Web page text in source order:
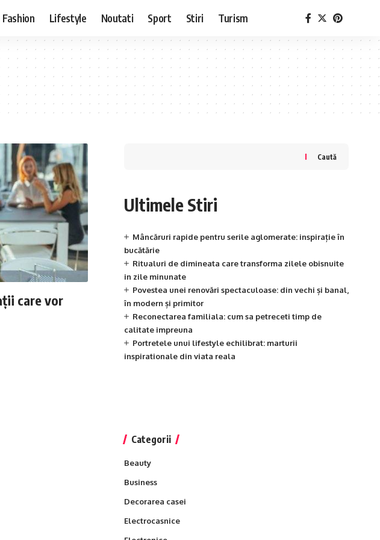
Fashion Lifestyle Noutati Sport Stiri Turism
care vor
Caută
Ultimele Stiri
Mâncăruri rapide pentru serile aglomerate: inspirație în
bucătărie
Ritualuri de dimineata care transforma zilele obisnuite
in zile minunate
Povestea unei renovări spectaculoase: din vechi și banal,
în modern și primitor
Reconectarea familiala: cum sa petreceti timp de
calitate impreuna
Portretele unui lifestyle echilibrat: marturii
inspirationale din viata reala
Categorii
Beauty
Business
Decorarea casei
Electrocasnice